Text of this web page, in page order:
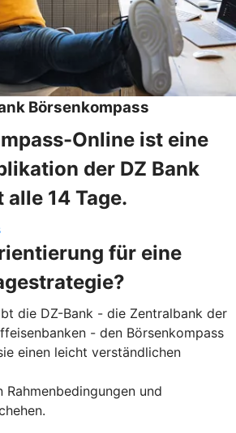
Börsenkompass
Online ist eine
der DZ Bank
14 Tage.
für eine
die DZ-Bank - die Zentralbank der
- den Börsenkompass
einen leicht verständlichen
und